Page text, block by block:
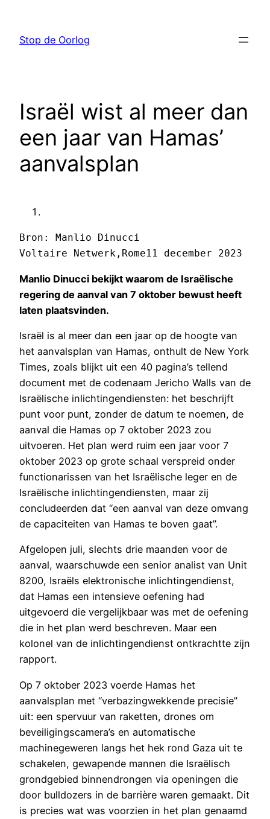
Stop de Oorlog
Israël wist al meer dan
een jaar van Hamas’
aanvalsplan
Bron: Manlio Dinucci
Voltaire Netwerk,Rome11 december 2023
Manlio Dinucci bekijkt waarom de Israëlische
regering de aanval van 7 oktober bewust heeft
laten plaatsvinden.
Israël is al meer dan een jaar op de hoogte van
het aanvalsplan van Hamas, onthult de New York
Times, zoals blijkt uit een 40 pagina’s tellend
document met de codenaam Jericho Walls van de
Israëlische inlichtingendiensten: het beschrijft
punt voor punt, zonder de datum te noemen, de
aanval die Hamas op 7 oktober 2023 zou
uitvoeren. Het plan werd ruim een jaar voor 7
oktober 2023 op grote schaal verspreid onder
functionarissen van het Israëlische leger en de
Israëlische inlichtingendiensten, maar zij
concludeerden dat “een aanval van deze omvang
de capaciteiten van Hamas te boven gaat”.
Afgelopen juli, slechts drie maanden voor de
aanval, waarschuwde een senior analist van Unit
8200, Israëls elektronische inlichtingendienst,
dat Hamas een intensieve oefening had
uitgevoerd die vergelijkbaar was met de oefening
die in het plan werd beschreven. Maar een
kolonel van de inlichtingendienst ontkrachtte zijn
rapport.
Op 7 oktober 2023 voerde Hamas het
aanvalsplan met “verbazingwekkende precisie”
uit: een spervuur van raketten, drones om
beveiligingscamera’s en automatische
machinegeweren langs het hek rond Gaza uit te
schakelen, gewapende mannen die Israëlisch
grondgebied binnendrongen via openingen die
door bulldozers in de barrière waren gemaakt. Dit
is precies wat was voorzien in het plan genaamd